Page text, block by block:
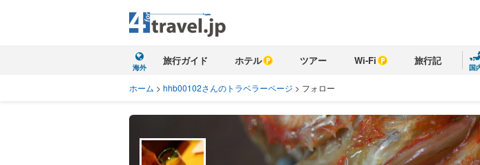
海外
旅行ガイド ホテル ツアー Wi-Fi 旅行記
国
ホーム > hhb00102さんのトラベラーページ > フォロー